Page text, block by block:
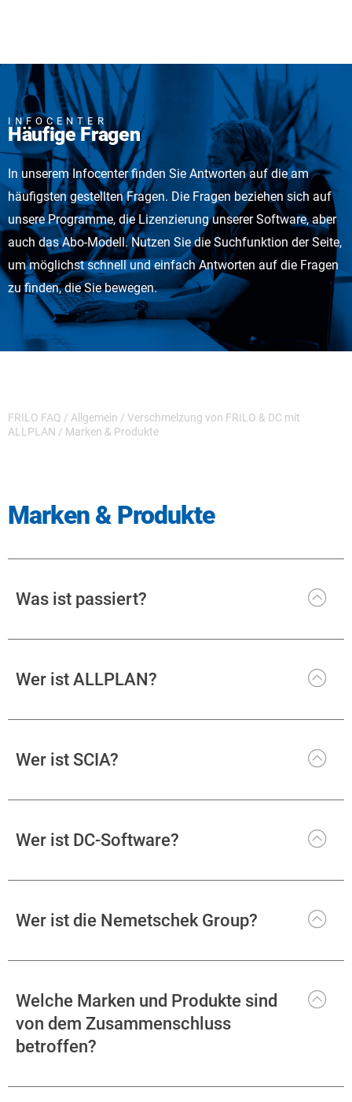
INFOCENTER
Häufige Fragen
In unserem Infocenter finden Sie Antworten auf die am
häufigsten gestellten Fragen. Die Fragen beziehen sich auf
unsere Programme, die Lizenzierung unserer Software, aber
auch das Abo-Modell. Nutzen Sie die Suchfunktion der Seite,
um möglichst schnell und einfach Antworten auf die Fragen
zu finden, die Sie bewegen.
FRILO FAQ / Allgemein / Verschmelzung von FRILO & DC mit
ALLPLAN / Marken & Produkte
Marken & Produkte
Was ist passiert?
Wer ist ALLPLAN?
Wer ist SCIA?
Wer ist DC-Software?
Wer ist die Nemetschek Group?
Welche Marken und Produkte sind
von dem Zusammenschluss
betroffen?